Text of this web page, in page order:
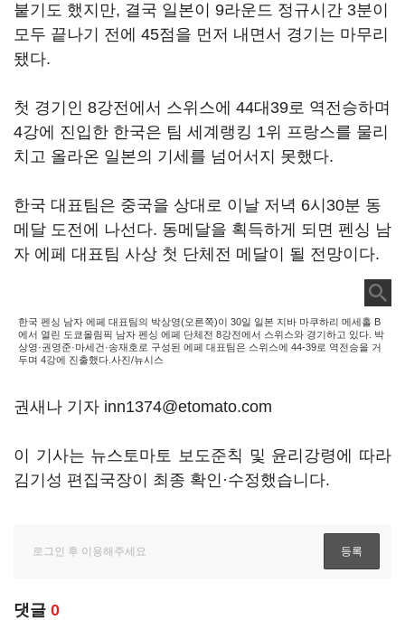
붙기도 했지만, 결국 일본이 9라운드 정규시간 3분이
모두 끝나기 전에 45점을 먼저 내면서 경기는 마무리
됐다.
첫 경기인 8강전에서 스위스에 44대39로 역전승하며
4강에 진입한 한국은 팀 세계랭킹 1위 프랑스를 물리
치고 올라온 일본의 기세를 넘어서지 못했다.
한국 대표팀은 중국을 상대로 이날 저녁 6시30분 동
메달 도전에 나선다. 동메달을 획득하게 되면 펜싱 남
자 에페 대표팀 사상 첫 단체전 메달이 될 전망이다.
한국 펜싱 남자 에페 대표팀의 박상영(오른쪽)이 30일 일본 지바 마쿠하리 메세홀 B
에서 열린 도쿄올림픽 남자 펜싱 에페 단체전 8강전에서 스위스와 경기하고 있다. 박
상영·권영준·마세건·송재호로 구성된 에페 대표팀은 스위스에 44-39로 역전승을 거
두며 4강에 진출했다.사진/뉴시스
권새나 기자 inn1374@etomato.com
이 기사는 뉴스토마토 보도준칙 및 윤리강령에 따라
김기성 편집국장이 최종 확인·수정했습니다.
댓글 0